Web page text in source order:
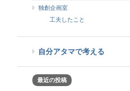
独創企画室
工夫したこと
自分アタマで考える
最近の投稿